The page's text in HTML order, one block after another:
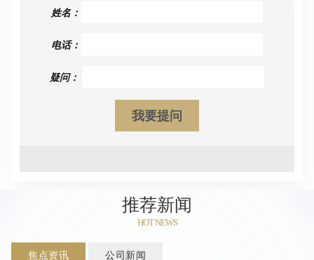
姓名：
电话：
疑问：
推荐新闻
HOT NEWS
焦点资讯 公司新闻